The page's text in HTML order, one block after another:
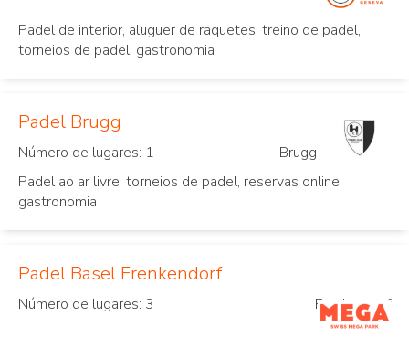
Padel de interior, aluguer de raquetes, treino de padel,
torneios de padel, gastronomia
Padel Brugg
Número de lugares: 1
Brugg
Padel ao ar livre, torneios de padel, reservas online,
gastronomia
Padel Basel Frenkendorf
Número de lugares: 3 Frenkendorf